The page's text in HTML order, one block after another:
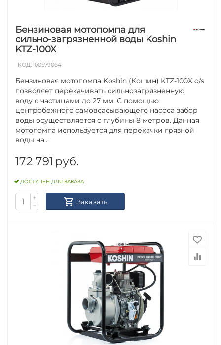
Бензиновая мотопомпа для
сильно-загрязненной воды Koshin
KTZ-100X
КОД:100579064
Бензиновая мотопомпа Koshin (Кошин) KTZ-100X o/s
позволяет перекачивать сильнозагрязненную
воду с частицами до 27 мм. С помощью
центробежного самовсасывающего насоса забор
воды осуществляется с глубины 8 метров. Данная
мотопомпа используется для перекачки грязной
воды на...
172 791 руб.
ДОСТУПЕН ДЛЯ ЗАКАЗА
+
−
Заказать